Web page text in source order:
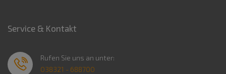
Service & Kontakt
Rufen Sie uns an unter:
038321 - 688700